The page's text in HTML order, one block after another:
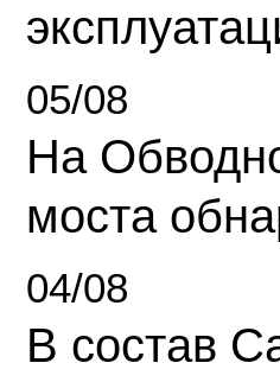
05/08
На
моста
04/08
В состав